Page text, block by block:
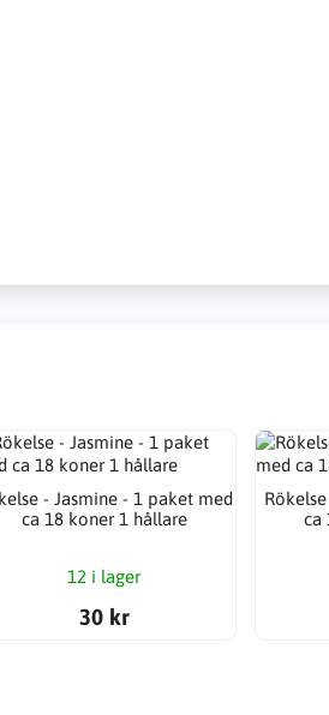
- Jasmine - 1 paket med
ca 18 koner 1 hållare
12 i lager
30 kr
ca